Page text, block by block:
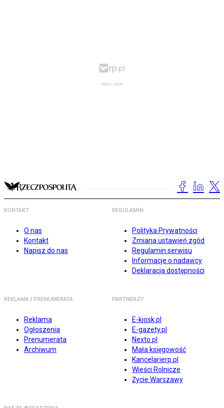
KONTAKT
O nas
Kontakt
Napisz do nas
REGULAMIN
Polityka Prywatności
Zmiana ustawień zgód
Regulamin serwisu
Informacje o nadawcy
Deklaracja dostępności
REKLAMA I PRENUMERATA
Reklama
Ogłoszenia
Prenumerata
Archiwum
PARTNERZY
E-kiosk.pl
E-gazety.pl
Nexto.pl
Mała księgowość
Kancelarierp.pl
Wieści Rolnicze
Życie Warszawy